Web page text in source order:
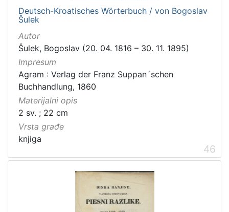
Deutsch-Kroatisches Wörterbuch / von Bogoslav
Šulek
Autor
Šulek, Bogoslav (20. 04. 1816 – 30. 11. 1895)
Impresum
Agram : Verlag der Franz Suppan´schen
Buchhandlung, 1860
Materijalni opis
2 sv. ; 22 cm
Vrsta građe
knjiga
46